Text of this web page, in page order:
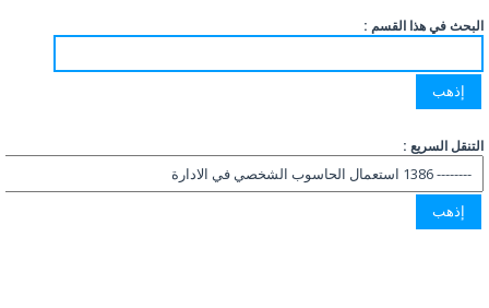
البحث في هذا القسم :
التنقل السريع :